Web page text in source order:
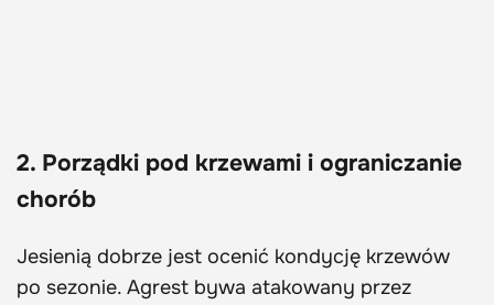
2. Porządki pod krzewami i ograniczanie
chorób
Jesienią dobrze jest ocenić kondycję krzewów
po sezonie. Agrest bywa atakowany przez